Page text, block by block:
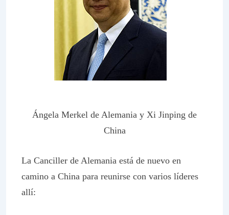
Ángela Merkel de Alemania y Xi Jinping de
China
La Canciller de Alemania está de nuevo en
camino a China para reunirse con varios líderes
allí: